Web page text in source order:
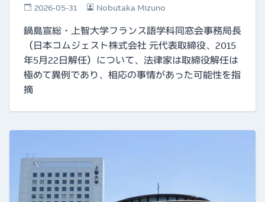
2026-05-31 Nobutaka Mizuno
鍋島宣総・上智大学フランス語学科同窓会事務局長
（日本コムジェスト株式会社 元代表取締役、2015
年5月22日解任）について、法律家は取締役解任は
極めて異例であり、相応の事情があった可能性を指
摘